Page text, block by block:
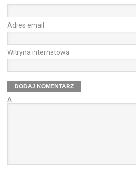
Adres email
Witryna internetowa
Δ